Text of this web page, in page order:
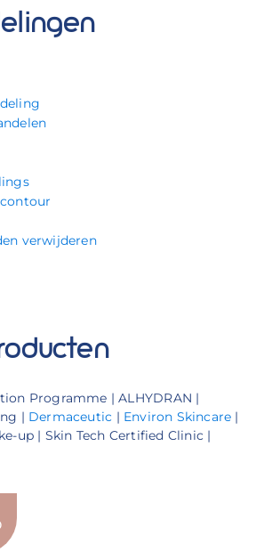
verwijderen
Programme | ALHYDRAN |
| Dermaceutic | Environ Skincare |
up | Skin Tech Certified Clinic |